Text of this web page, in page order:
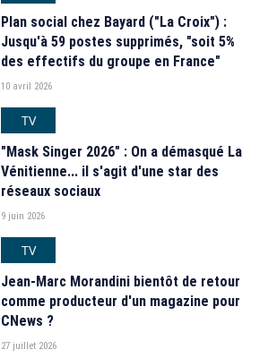
Plan social chez Bayard ("La Croix") :
Jusqu'à 59 postes supprimés, "soit 5%
des effectifs du groupe en France"
10 avril 2026
TV
"Mask Singer 2026" : On a démasqué La
Vénitienne... il s'agit d'une star des
réseaux sociaux
9 juin 2026
TV
Jean-Marc Morandini bientôt de retour
comme producteur d'un magazine pour
CNews ?
27 juillet 2026